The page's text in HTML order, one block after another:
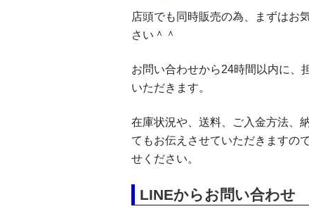
店頭でも同時販売の為、まずはお
さい＾＾
お問い合わせから24時間以内に、
いただきます。
在庫状況や、送料、ご入金方法、
てもお伝えさせていただきますの
せください。
LINEからお問い合わせ